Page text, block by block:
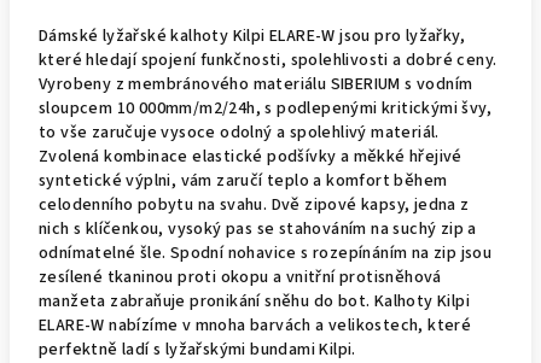
Dámské lyžařské kalhoty Kilpi ELARE-W jsou pro lyžařky,
které hledají spojení funkčnosti, spolehlivosti a dobré ceny.
Vyrobeny z membránového materiálu SIBERIUM s vodním
sloupcem 10 000mm/m2/24h, s podlepenými kritickými švy,
to vše zaručuje vysoce odolný a spolehlivý materiál.
Zvolená kombinace elastické podšívky a měkké hřejivé
syntetické výplni, vám zaručí teplo a komfort během
celodenního pobytu na svahu. Dvě zipové kapsy, jedna z
nich s klíčenkou, vysoký pas se stahováním na suchý zip a
odnímatelné šle. Spodní nohavice s rozepínáním na zip jsou
zesílené tkaninou proti okopu a vnitřní protisněhová
manžeta zabraňuje pronikání sněhu do bot. Kalhoty Kilpi
ELARE-W nabízíme v mnoha barvách a velikostech, které
perfektně ladí s lyžařskými bundami Kilpi.